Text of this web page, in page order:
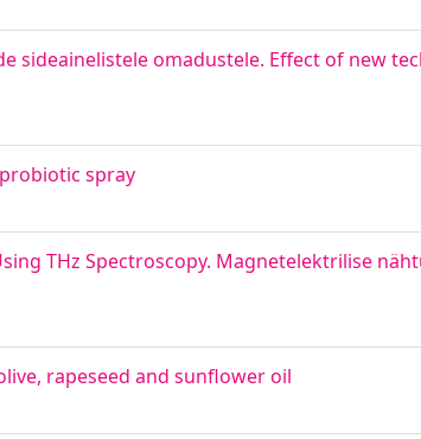
sideainelistele omadustele. Effect of new
spray
THz Spectroscopy. Magnetelektrilise
rapeseed and sunflower oil